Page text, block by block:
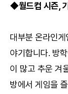
◆월드컵 시즌,
대부분 온라인
야기합니다. 방
이 많고 추운 겨
방에서 게임을